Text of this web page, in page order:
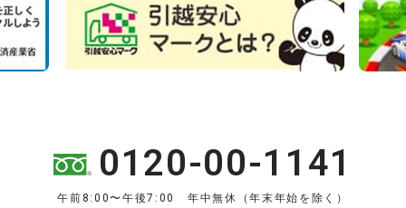
0120-00-1141
午前8:00〜午後7:00 年中無休（年末年始を除く）